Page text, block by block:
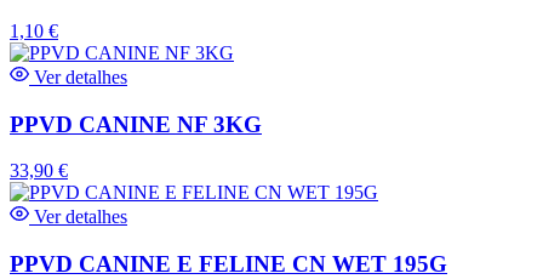
1,10 €
Ver detalhes
PPVD CANINE NF 3KG
33,90 €
Ver detalhes
PPVD CANINE E FELINE CN WET 195G